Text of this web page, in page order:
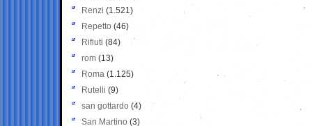
Renzi (1.521)
Repetto (46)
Rifiuti (84)
rom (13)
Roma (1.125)
Rutelli (9)
san gottardo (4)
San Martino (3)